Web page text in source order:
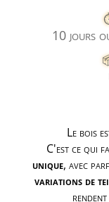
10 jours
Le bois
C'est ce qui
unique, avec
variations de